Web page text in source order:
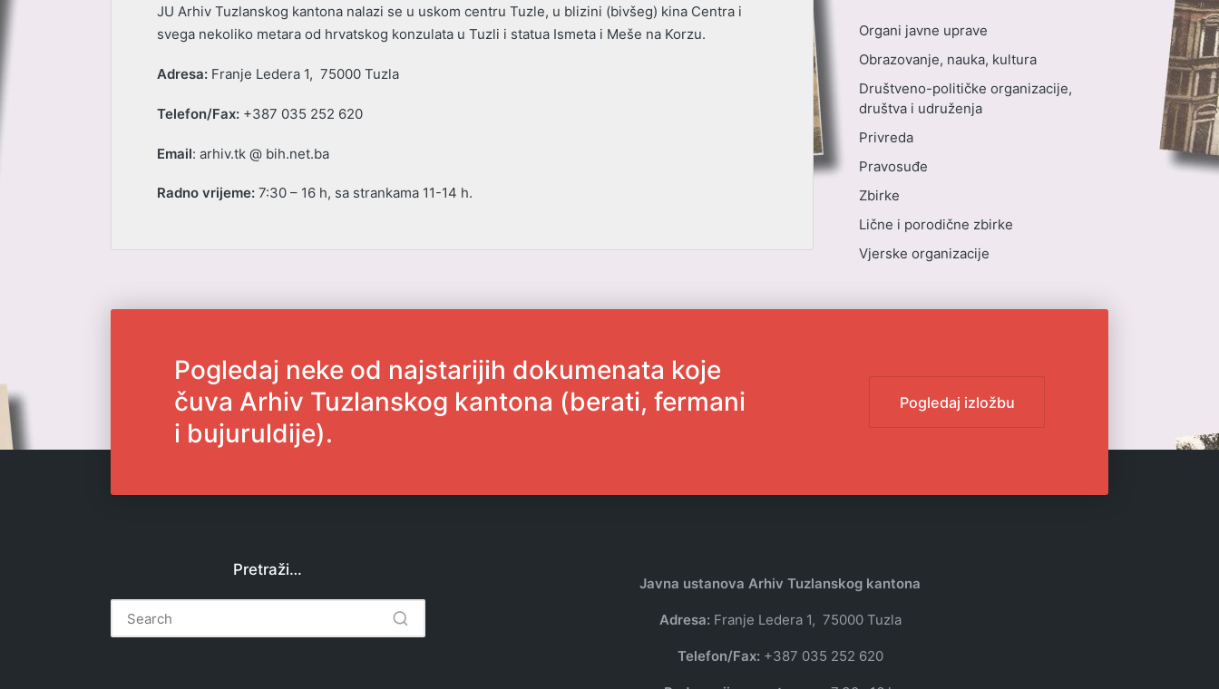
JU Arhiv Tuzlanskog kantona nalazi se u uskom centru Tuzle, u blizini (bivšeg) kina Centra i
svega nekoliko metara od hrvatskog konzulata u Tuzli i statua Ismeta i Meše na Korzu.
Adresa: Franje Ledera 1, 75000 Tuzla
Telefon/Fax: +387 035 252 620
Email: arhiv.tk @ bih.net.ba
Radno vrijeme: 7:30 – 16 h, sa strankama 11-14 h.
Organi javne uprave
Obrazovanje, nauka, kultura
Društveno-političke organizacije,
društva i udruženja
Privreda
Pravosuđe
Zbirke
Lične i porodične zbirke
Vjerske organizacije
Pogledaj neke od najstarijih dokumenata koje
čuva Arhiv Tuzlanskog kantona (berati, fermani
i bujuruldije).
Pogledaj izložbu
Pretraži…
Javna ustanova Arhiv Tuzlanskog kantona
Adresa: Franje Ledera 1, 75000 Tuzla
Telefon/Fax: +387 035 252 620